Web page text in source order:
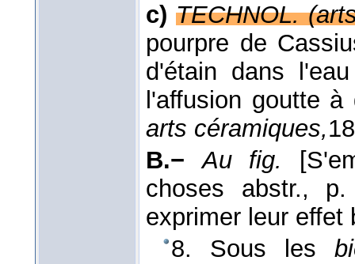
c) TECHNOL.
pourpre de
d'étain dans
l'affusion goutte à
arts céramiques,
B.−
Au fig.
choses abstr.,
exprimer leur effet
8. Sous les